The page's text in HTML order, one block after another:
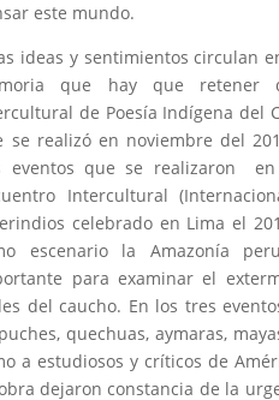
este mundo.
ideas y sentimientos circulan
que hay que retener
de Poesía Indígena del
se realizó en noviembre del
eventos que se realizaron
Intercultural
celebrado en Lima el
escenario la Amazonía
para examinar el
del caucho. En los tres
quechuas, aymaras,
a estudiosos y críticos de
dejaron constancia de la